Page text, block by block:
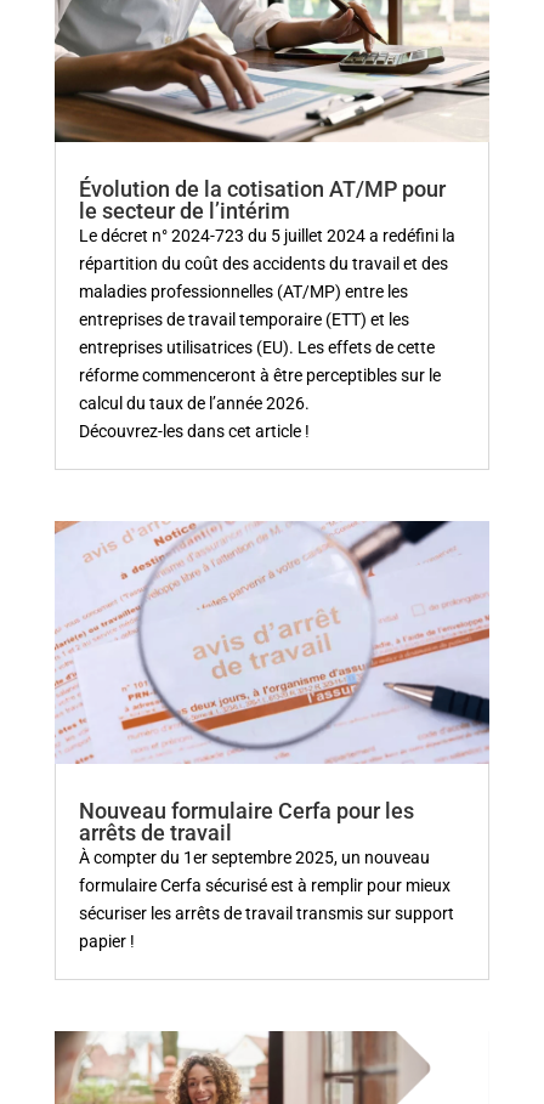
Évolution de la cotisation AT/MP pour
le secteur de l’intérim
Le décret n° 2024-723 du 5 juillet 2024 a redéfini la
répartition du coût des accidents du travail et des
maladies professionnelles (AT/MP) entre les
entreprises de travail temporaire (ETT) et les
entreprises utilisatrices (EU). Les effets de cette
réforme commenceront à être perceptibles sur le
calcul du taux de l’année 2026.
Découvrez-les dans cet article !
Nouveau formulaire Cerfa pour les
arrêts de travail
À compter du 1er septembre 2025, un nouveau
formulaire Cerfa sécurisé est à remplir pour mieux
sécuriser les arrêts de travail transmis sur support
papier !